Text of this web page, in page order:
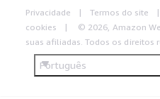
Privacidade Termos do site
cookies
© 2026, Amazon
suas afiliadas. Todos os direitos
Português